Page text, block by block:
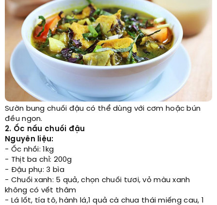
Sườn bung chuối đậu có thể dùng với cơm hoặc bún
đều ngon.
2. Ốc nấu chuối đậu
Nguyên liệu:
- Ốc nhồi: 1kg
- Thịt ba chỉ: 200g
- Đậu phụ: 3 bìa
- Chuối xanh: 5 quả, chọn chuối tươi, vỏ màu xanh
không có vết thâm
- Lá lốt, tía tô, hành lá,1 quả cà chua thái miếng cau, 1